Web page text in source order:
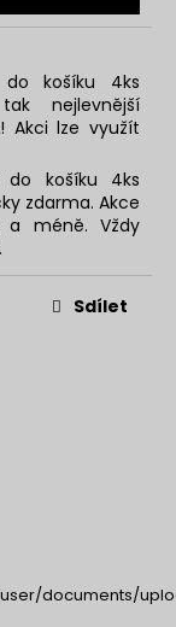
do košíku 4ks
nejlevnější
Akci lze využít
košíku 4ks
zdarma. Akce
a méně. Vždy
documents/
Sdílet